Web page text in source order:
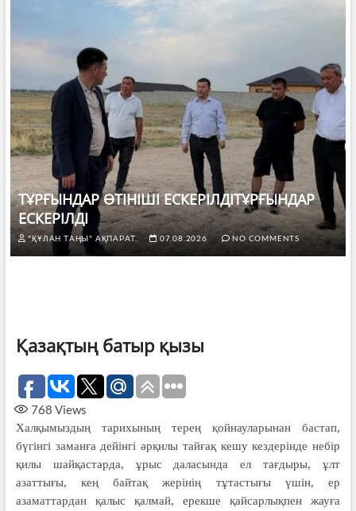
ТҰРҒЫНДАР ӨТІНІШІ ЕСКЕРІЛДІТҰРҒЫНДАР
ЕСКЕРІЛДІ
"ҚҰЛАН ТАҢЫ" АҚПАРАТ. 07.08.2026 NO COMMENTS
Қазақтың батыр қызы
768 Views
Халқымыздың тарихының терең қойнауларынан бастап,
бүгінгі заманға дейінгі әрқилы тайғақ кешу кездерінде небір
қилы шайқастарда, ұрыс даласында ел тағдыры, ұлт
азаттығы, кең байтақ жерінің тұтастығы үшін, ер
азаматтардан қалыс қалмай, ерекше қайсарлықпен жауға